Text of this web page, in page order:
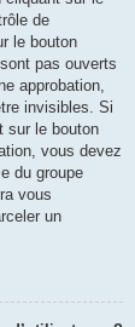
de
le bouton
pas ouverts
approbation,
invisibles. Si
sur le bouton
vous devez
du groupe
vous
un